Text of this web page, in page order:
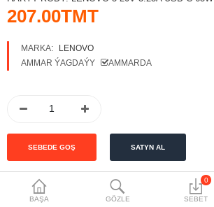
Telefon ulgamy
Ykjam enjamlar
Proýektorlar
Gurallar
Oýun konsoly
BAŞA GÖZLE
0
SEBET
207.00TMT
MARKA:
LENOVO
AMMAR ÝAGDAÝY
AMMARDA
BEÝAN